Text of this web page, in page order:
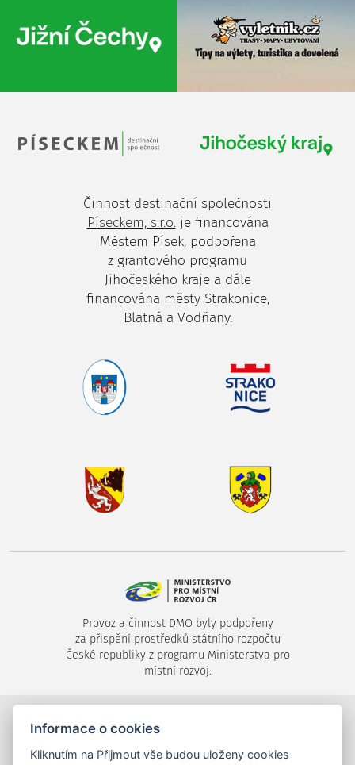
Činnost destinační společnosti
Píseckem, s.r.o.je financována
Městem Písek, podpořena
z grantového programu
Jihočeského kraje a dále
financována městy Strakonice,
Blatná a Vodňany.
Provoz a činnost DMO byly podpořeny
za přispění prostředků státního rozpočtu
České republiky z programu Ministerstva pro
místní rozvoj.
©2024-2026Destinační společnost Píseckem, s.r.o.
Velké náměstí 1/24, 397 01 Písek,
Informace o cookies
Kliknutím na Přijmout vše budou uloženy cookies